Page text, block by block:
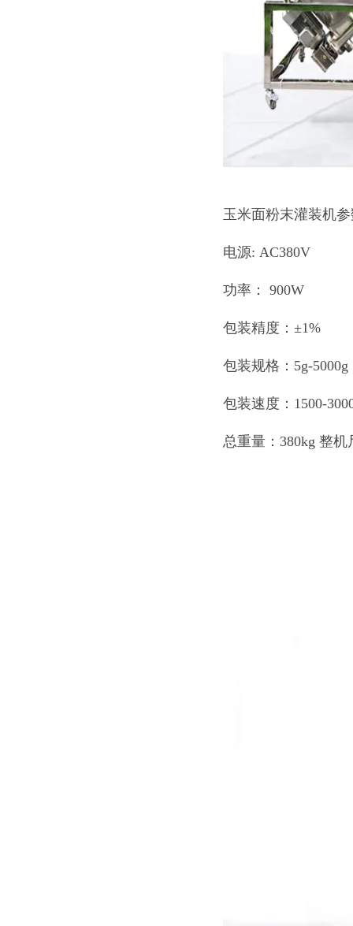
玉米面粉末灌装机
电源: AC380V
功率： 900W
包装精度：±1%
包装规格：5g-5000g
包装速度：1500-
总重量：380kg 整